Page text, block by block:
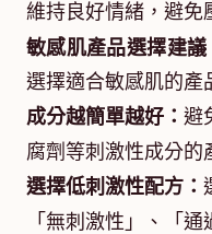
維持良好情緒，避免
敏感肌產品選擇建議
選擇適合敏感肌的產
成分越簡單越好： 避
腐劑等刺激性成分的
選擇低刺激性配方：
「無刺激性」、「